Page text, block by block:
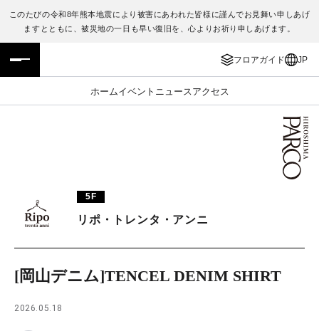
このたびの令和8年熊本地震により被害にあわれた皆様に謹んでお見舞い申しあげ
ますとともに、被災地の一日も早い復旧を、心よりお祈り申しあげます。
フロアガイド JP
ホームイベント ニュース アクセス
フロアガイド
施設案内・アクセス
TAX FREE
ENGLISH
繁体字
日本語
5F
リポ・トレンタ・アンニ
[岡山デニム]TENCEL DENIM SHIRT
2026.05.18